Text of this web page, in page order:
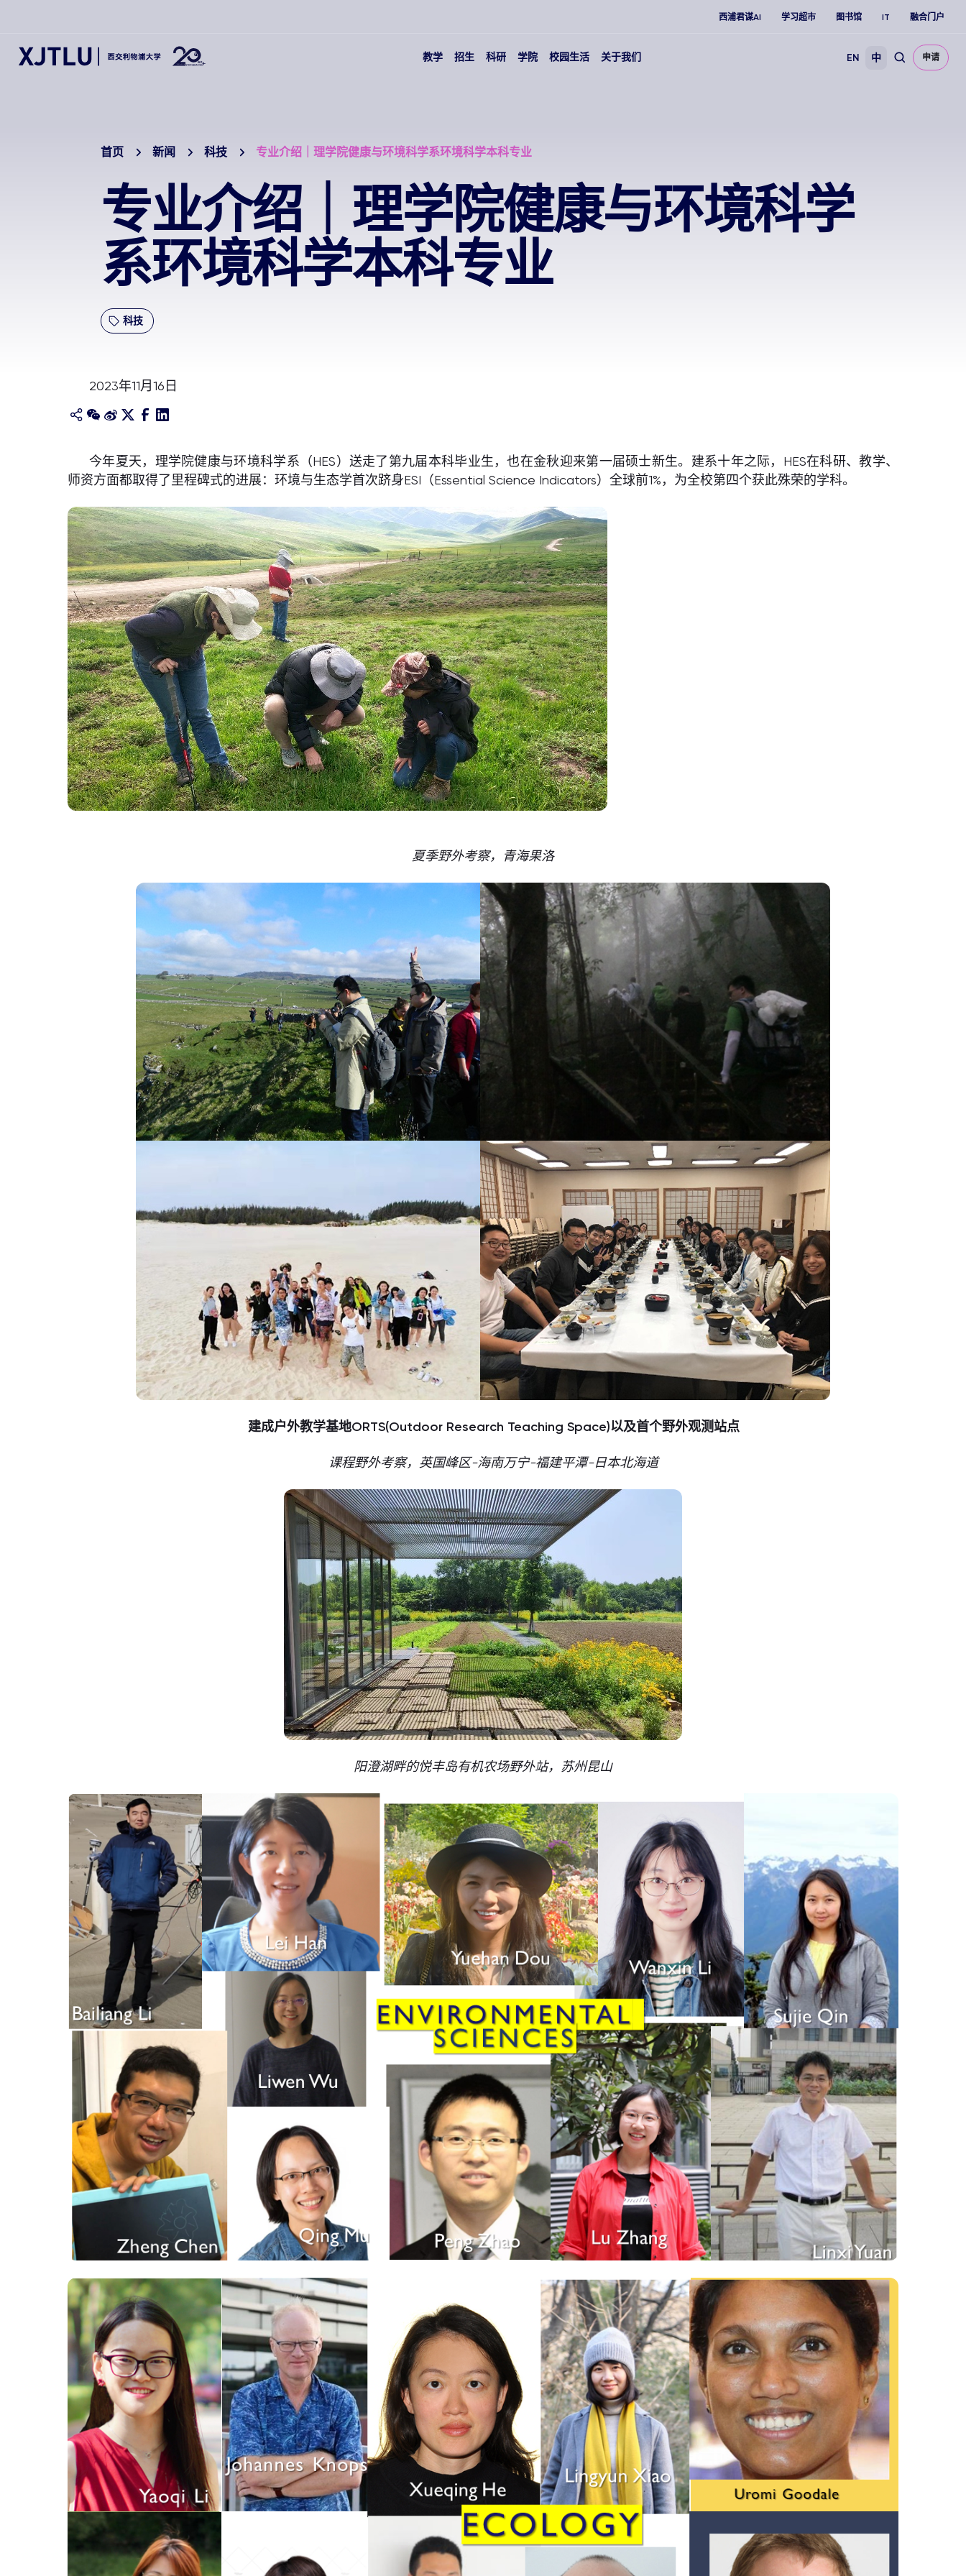
西浦君谋AI 学习超市 图书馆 IT 融合门户
教学 招生 科研 学院 校园生活 关于我们 EN 中 申请
首页 新闻 科技 专业介绍｜理学院健康与环境科学系环境科学本科专业
专业介绍｜理学院健康与环境科学
系环境科学本科专业
科技
2023年11月16日
今年夏天，理学院健康与环境科学系（HES）送走了第九届本科毕业生，也在金秋迎来第一届硕士新生。建系十年之际，HES在科研、教学、
师资方面都取得了里程碑式的进展：环境与生态学首次跻身ESI（Essential Science Indicators）全球前1%，为全校第四个获此殊荣的学科。
夏季野外考察，青海果洛
建成户外教学基地ORTS(Outdoor Research Teaching Space)以及首个野外观测站点
课程野外考察，英国峰区-海南万宁-福建平潭-日本北海道
阳澄湖畔的悦丰岛有机农场野外站，苏州昆山